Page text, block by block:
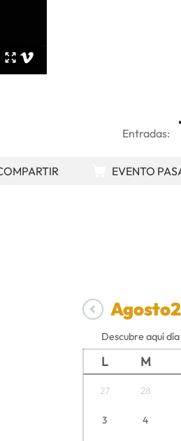
Entradas:
EVENTO
Agosto
Descubre aquí
L M
27 28
3 4